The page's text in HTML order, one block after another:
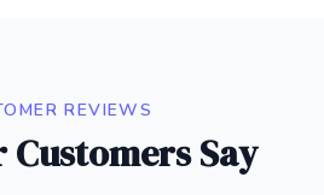
REVIEWS
Customers Say